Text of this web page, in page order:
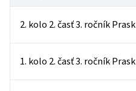
2. kolo 2. časť 3. ročník Prask
1. kolo 2. časť 3. ročník Prask